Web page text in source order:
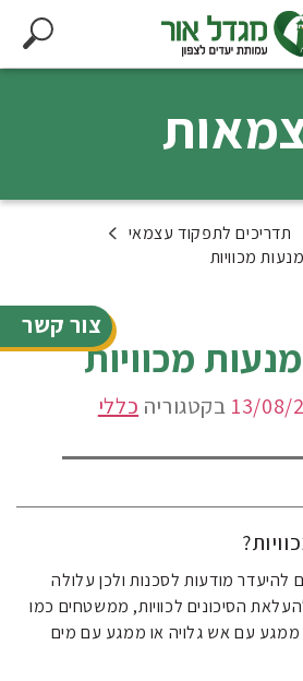
צור קשר
תדריכים לתפקוד עצמאי
מכוויות
מכוויות
13/08/ בקטגוריה כללי
להיעדר מודעות לסכנות ולכן עלולה
הסיכונים לכוויות, ממשטחים כמו
ממגע עם אש גלויה או ממגע עם מים